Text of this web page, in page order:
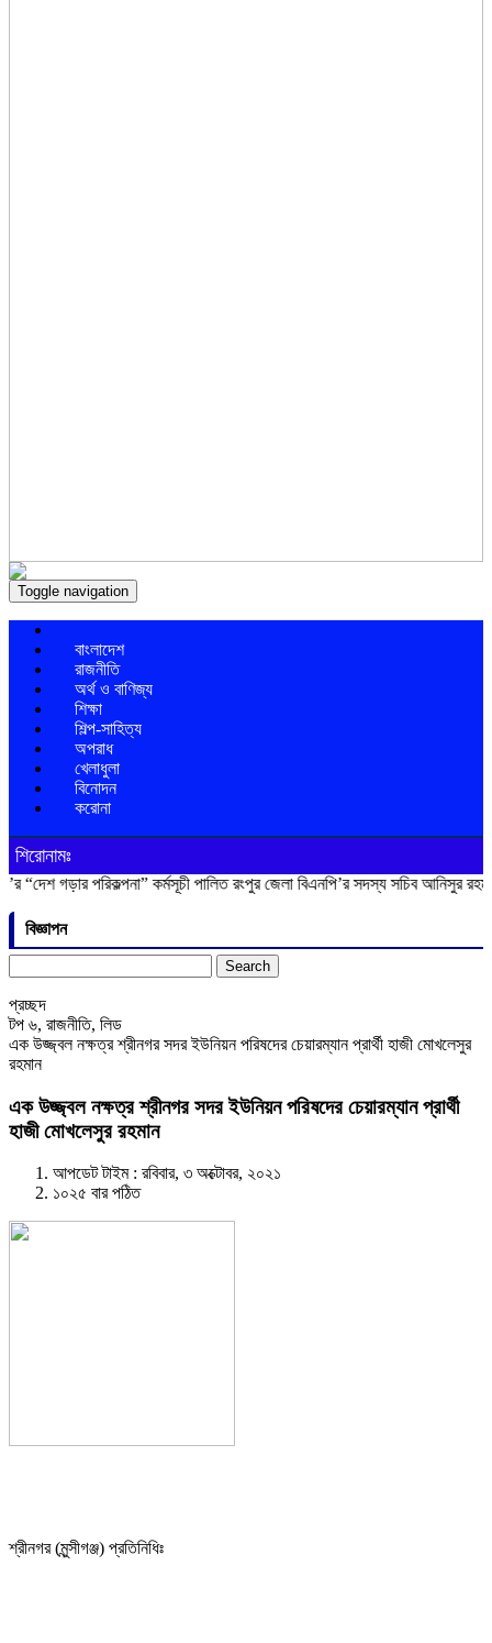
Toggle navigation
বাংলাদেশ
রাজনীতি
অর্থ ও বাণিজ্য
শিক্ষা
শিল্প-সাহিত্য
অপরাধ
খেলাধুলা
বিনোদন
করোনা
শিরোনামঃ
পরিকল্পনা” কর্মসূচী পালিত রংপুর জেলা বিএনপি’র সদস্য সচিব আনিসুর রহমান লাকু আর
বিজ্ঞাপন
for:
প্রচ্ছদ
টপ ৬, রাজনীতি, লিড
এক উজ্জ্বল নক্ষত্র শ্রীনগর সদর ইউনিয়ন পরিষদের চেয়ারম্যান প্রার্থী হাজী মোখলেসুর
রহমান
এক উজ্জ্বল নক্ষত্র শ্রীনগর সদর ইউনিয়ন পরিষদের চেয়ারম্যান প্রার্থী
হাজী মোখলেসুর রহমান
আপডেট টাইম : রবিবার, ৩ অক্টোবর, ২০২১
১০২৫ বার পঠিত
শ্রীনগর (মুন্সীগঞ্জ) প্রতিনিধিঃ